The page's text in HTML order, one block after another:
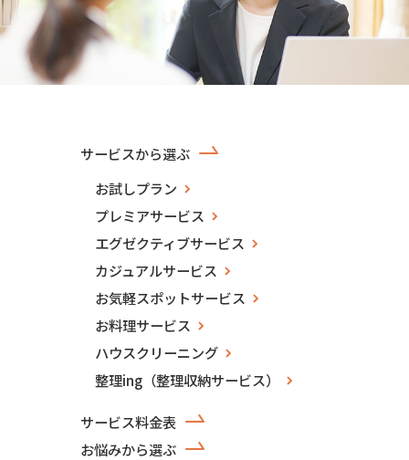
サービスから選ぶ
お試しプラン
プレミアサービス
エグゼクティブサービス
カジュアルサービス
お気軽スポットサービス
お料理サービス
ハウスクリーニング
整理ing（整理収納サービス）
サービス料金表
お悩みから選ぶ